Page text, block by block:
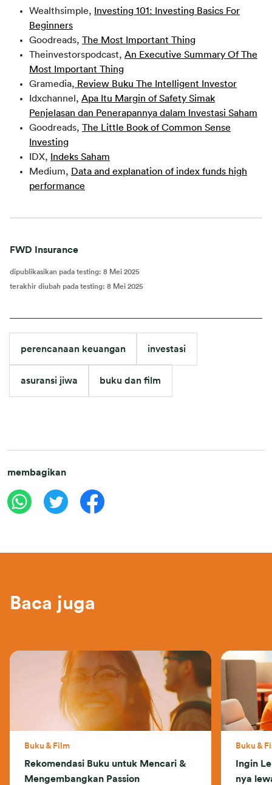
Wealthsimple, Investing 101: Investing Basics For
Beginners
Goodreads, The Most Important Thing
Theinvestorspodcast, An Executive Summary Of The
Most Important Thing
Gramedia, Review Buku The Intelligent Investor
Idxchannel, Apa Itu Margin of Safety Simak
Penjelasan dan Penerapannya dalam Investasi Saham
Goodreads, The Little Book of Common Sense
Investing
IDX, Indeks Saham
Medium, Data and explanation of index funds high
performance
FWD Insurance
dipublikasikan pada testing: 8 Mei 2025
terakhir diubah pada testing: 8 Mei 2025
perencanaan keuangan investasi
asuransi jiwa buku dan film
membagikan
Baca juga
Buku & Film
Rekomendasi Buku untuk Mencari &
Mengembangkan Passion
Buku &
Ingin
nya